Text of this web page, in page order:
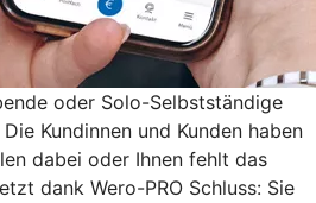
oder Solo-Selbstständige
Kundinnen und Kunden haben
dabei oder Ihnen fehlt das
dank Wero-PRO Schluss: Sie